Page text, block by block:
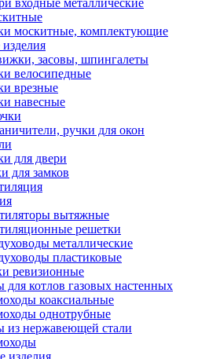
входные металлические
москитные, комплектующие
засовы, шпингалеты
велосипедные
врезные
навесные
ручки для окон
для двери
для замков
вытяжные
решетки
металлические
пластиковые
ревизионные
котлов газовых настенных
коаксиальные
однотрубные
из нержавеющей стали
изделия